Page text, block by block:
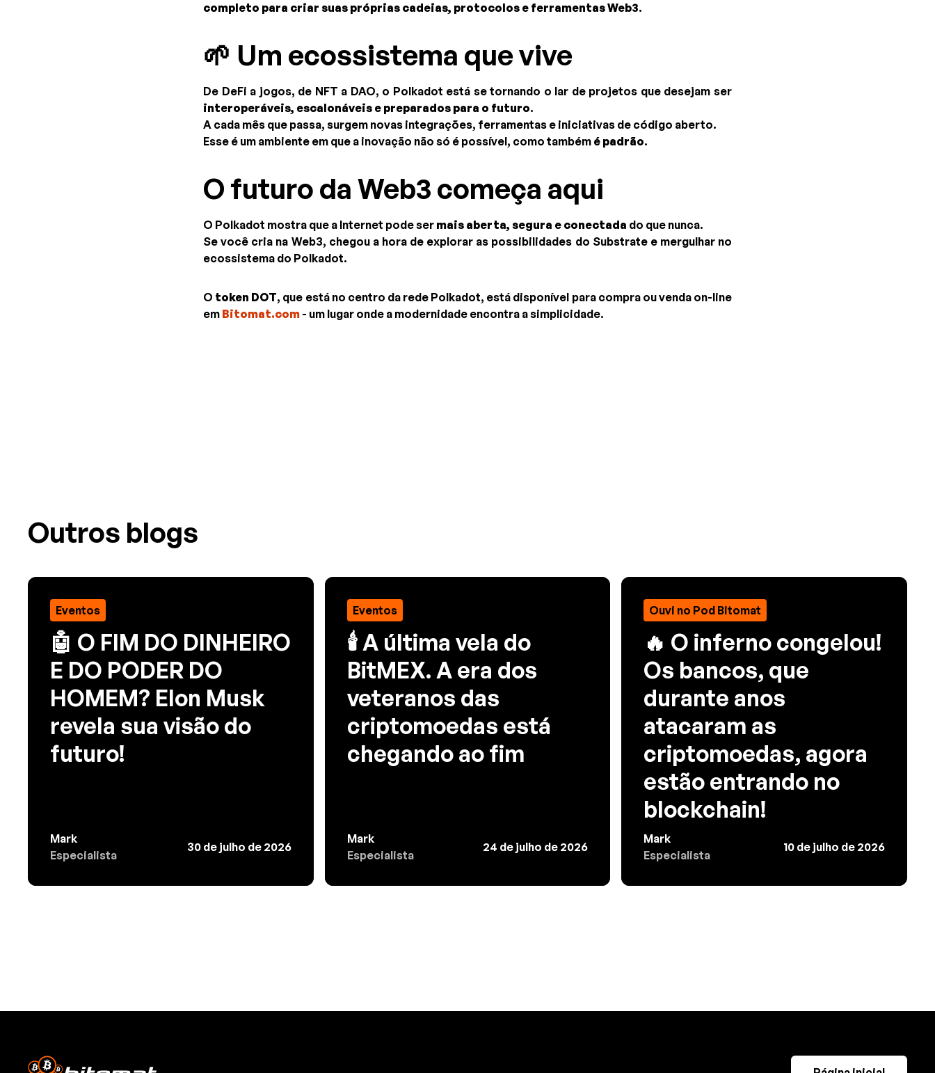
completo para criar suas próprias cadeias, protocolos e ferramentas Web3.
🌱 Um ecossistema que vive
De DeFi a jogos, de NFT a DAO, o Polkadot está se tornando o lar de projetos que desejam ser
interoperáveis, escalonáveis e preparados para o futuro.
A cada mês que passa, surgem novas integrações, ferramentas e iniciativas de código aberto.
Esse é um ambiente em que a inovação não só é possível, como também é padrão.
O futuro da Web3 começa aqui
O Polkadot mostra que a Internet pode ser mais aberta, segura e conectada do que nunca.
Se você cria na Web3, chegou a hora de explorar as possibilidades do Substrate e mergulhar no
ecossistema do Polkadot.
O token DOT, que está no centro da rede Polkadot, está disponível para compra ou venda on-line
em Bitomat.com - um lugar onde a modernidade encontra a simplicidade.
Outros blogs
Eventos
🤖 O FIM DO DINHEIRO
E DO PODER DO
HOMEM? Elon Musk
revela sua visão do
futuro!
Mark
Especialista
30 de julho de 2026
Eventos
🕯️ A última vela do
BitMEX. A era dos
veteranos das
criptomoedas está
chegando ao fim
Mark
Especialista
24 de julho de 2026
Ouvi no Pod Bitomat
🔥 O inferno congelou!
Os bancos, que
durante anos
atacaram as
criptomoedas, agora
estão entrando no
blockchain!
Mark
Especialista
10 de julho de 2026